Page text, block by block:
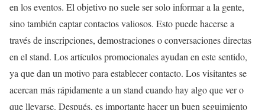
en los eventos. El objetivo no suele ser solo informar a la gente,
sino también captar contactos valiosos. Esto puede hacerse a
través de inscripciones, demostraciones o conversaciones directas
en el stand. Los artículos promocionales ayudan en este sentido,
ya que dan un motivo para establecer contacto. Los visitantes se
acercan más rápidamente a un stand cuando hay algo que ver o
que llevarse. Después, es importante hacer un buen seguimiento